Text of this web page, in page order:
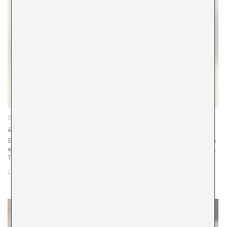
06/07/23
¿Dónde está el terreno común?
El momento es colectivo, colaborativo y se mueve La última
edición de la Bienal Nórdica MOMENTUM 12 ha sido especial.
Together as to gather es una invitación a reunirse, a…
LEER MÁS